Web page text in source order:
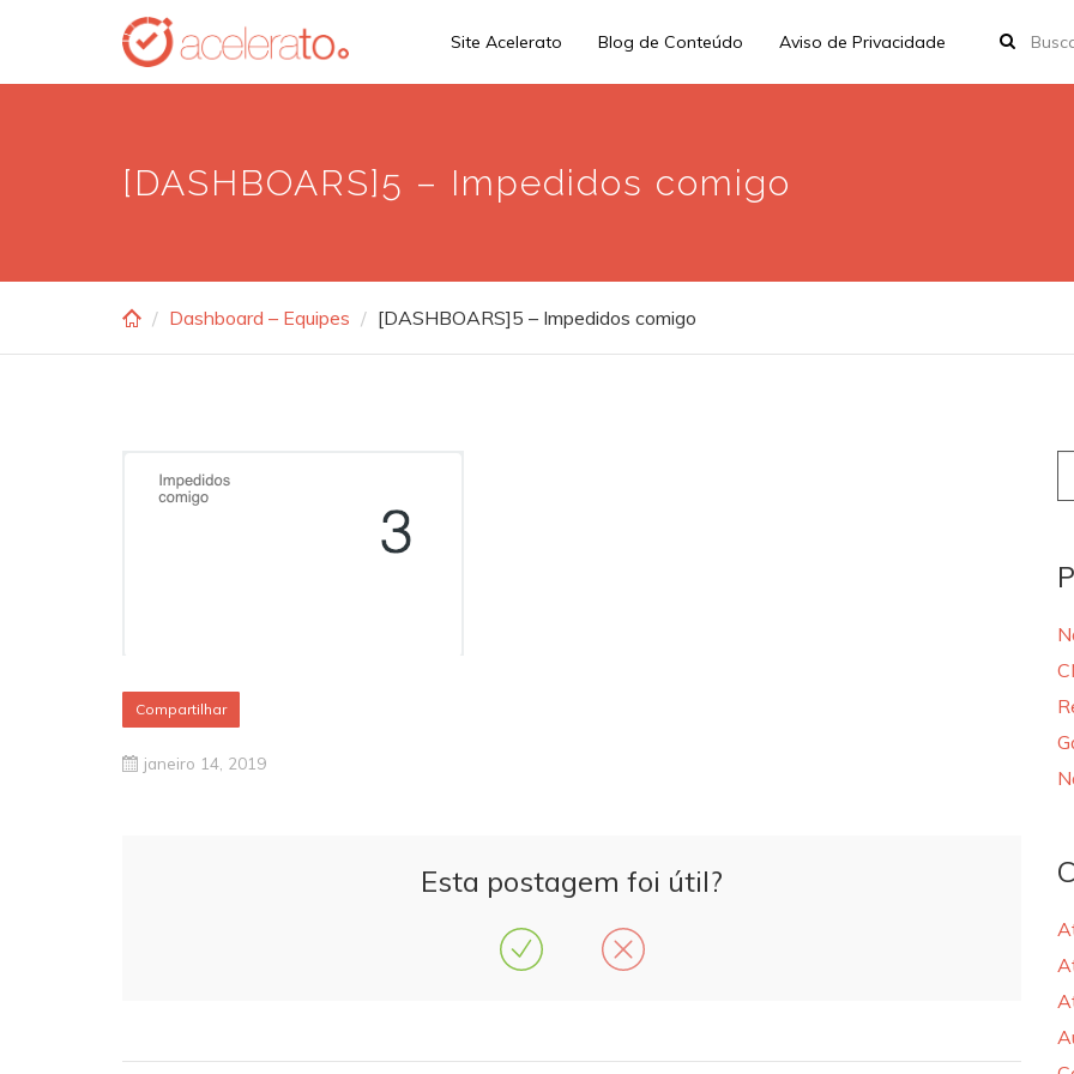
main
Site Acelerato Blog de Conteúdo Aviso de Privacidade
[DASHBOARS]5 – Impedidos comigo
Dashboard – Equipes [DASHBOARS]5 – Impedidos comigo
Compartilhar
janeiro 14, 2019
Esta postagem foi útil?